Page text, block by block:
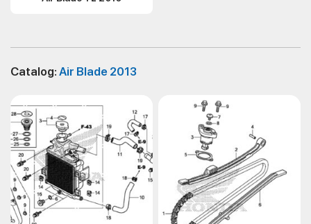
Catalog: Air Blade 2013